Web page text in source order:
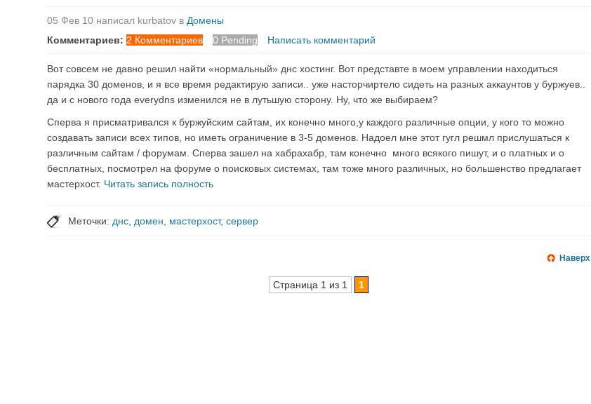
05 Фев 10 написал kurbatov в Домены
Комментариев: 2 Комментариев 0 Pending Написать комментарий
Вот совсем не давно решил найти «нормальный» днс хостинг. Вот представте в моем управлении находиться
парядка 30 доменов, и я все время редактирую записи.. уже насторчиртело сидеть на разных аккаунтов у буржуев..
да и с нового года everydns изменился не в лутьшую сторону. Ну, что же выбираем?
Сперва я присматривался к буржуйским сайтам, их конечно много,у каждого различные опции, у кого то можно
создавать записи всех типов, но иметь ограничение в 3-5 доменов. Надоел мне этот гугл решмл прислушаться к
различным сайтам / форумам. Сперва зашел на хабрахабр, там конечно много всякого пишут, и о платных и о
бесплатных, посмотрел на форуме о поисковых системах, там тоже много различных, но большенство предлагает
мастерхост. Читать запись полность
Меточки: днс домен мастерхост,сервер
Наверх
Страница 1 из 1 1